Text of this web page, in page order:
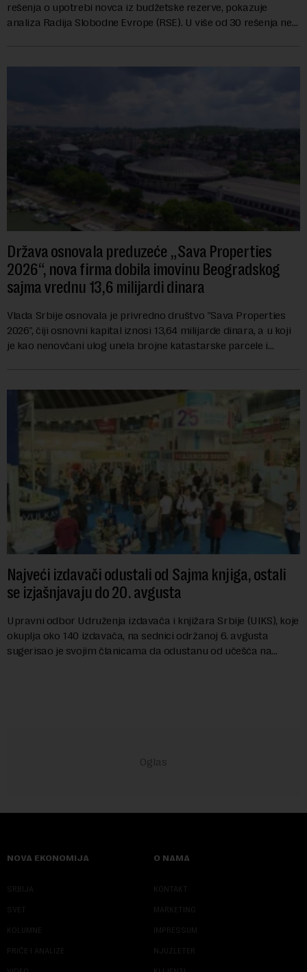
rešenja o upotrebi novca iz budžetske rezerve, pokazuje
analiza Radija Slobodne Evrope (RSE). U više od 30 rešenja ne
Država osnovala preduzeće „Sava Properties
2026“, nova firma dobila imovinu Beogradskog
sajma vrednu 13,6 milijardi dinara
Vlada Srbije osnovala je privredno društvo "Sava Properties
2026", čiji osnovni kapital iznosi 13,64 milijarde dinara, a u koji
je kao nenovčani ulog unela brojne katastarske parcele i
Najveći izdavači odustali od Sajma knjiga, ostali
se izjašnjavaju do 20. avgusta
Upravni odbor Udruženja izdavača i knjižara Srbije (UIKS), koje
okuplja oko 140 izdavača, na sednici održanoj 6. avgusta
sugerisao je svojim članicama da odustanu od učešća na
NOVA EKONOMIJA
SRBIJA
SVET
KOLUMNE
PRIČE I ANALIZE
O NAMA
KONTAKT
MARKETING
IMPRESSUM
NJUZLETER